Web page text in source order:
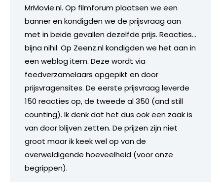
MrMovie.nl. Op filmforum plaatsen we een
banner en kondigden we de prijsvraag aan
met in beide gevallen dezelfde prijs. Reacties…
bijna nihil. Op Zeenz.nl kondigden we het aan in
een weblog item. Deze wordt via
feedverzamelaars opgepikt en door
prijsvragensites. De eerste prijsvraag leverde
150 reacties op, de tweede al 350 (and still
counting). Ik denk dat het dus ook een zaak is
van door blijven zetten. De prijzen zijn niet
groot maar ik keek wel op van de
overweldigende hoeveelheid (voor onze
begrippen).